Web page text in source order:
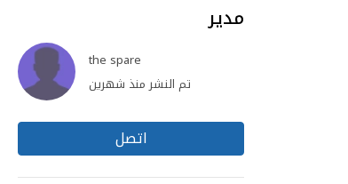
مدير
the spare
تم النشر منذ شهرين
اتصل